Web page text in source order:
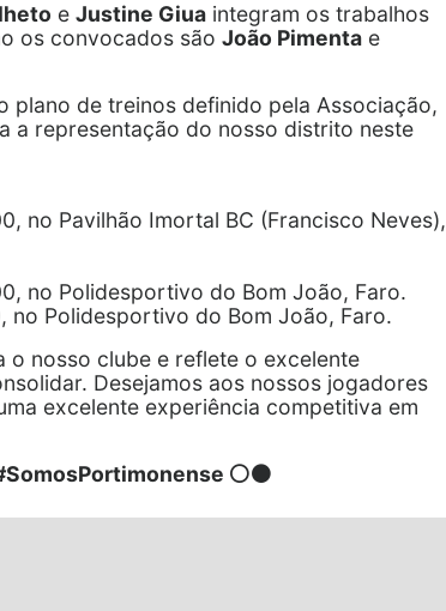
e Justine Giua integram os trabalhos
os convocados são João Pimenta e
plano de treinos definido pela Associação,
a representação do nosso distrito neste
no Pavilhão Imortal BC (Francisco Neves),
no Polidesportivo do Bom João, Faro.
no Polidesportivo do Bom João, Faro.
nosso clube e reflete o excelente
Desejamos aos nossos jogadores
excelente experiência competitiva em
⚪⚫